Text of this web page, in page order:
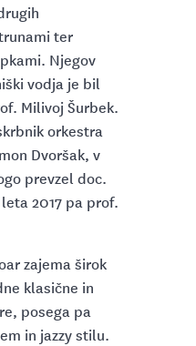
ter
Njegov
vodja je bil
Milivoj Šurbek.
orkestra
Dvoršak, v
prevzel doc.
2017 pa prof.
zajema širok
klasične in
posega pa
in jazzy stilu.